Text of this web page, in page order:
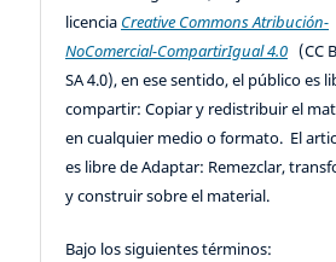
licencia Creative Commons Atribución-
NoComercial-CompartirIgual 4.0 (CC
SA 4.0), en ese sentido, el público es
compartir: Copiar y redistribuir el
en cualquier medio o formato. El
es libre de Adaptar: Remezclar,
y construir sobre el material.
Bajo los siguientes términos: